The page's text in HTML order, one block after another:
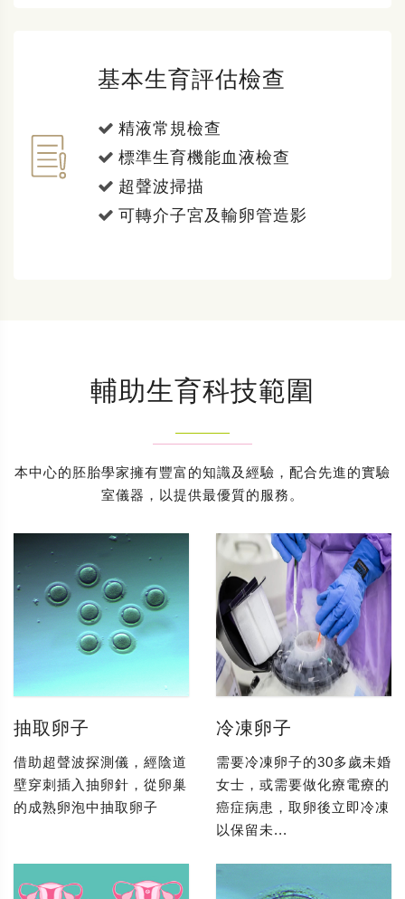
基本生育評估檢查
精液常規檢查
標準生育機能血液檢查
超聲波掃描
可轉介子宮及輸卵管造影
輔助生育科技範圍
本中心的胚胎學家擁有豐富的知識及經驗，配合先進的實驗
室儀器，以提供最優質的服務。
抽取卵子
借助超聲波探測儀，經陰道
壁穿刺插入抽卵針，從卵巢
的成熟卵泡中抽取卵子
冷凍卵子
需要冷凍卵子的30多歲未婚
女士，或需要做化療電療的
癌症病患，取卵後立即冷凍
以保留未...